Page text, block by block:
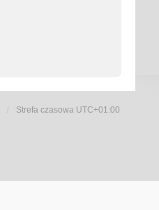
Strefa czasowa UTC+01:00